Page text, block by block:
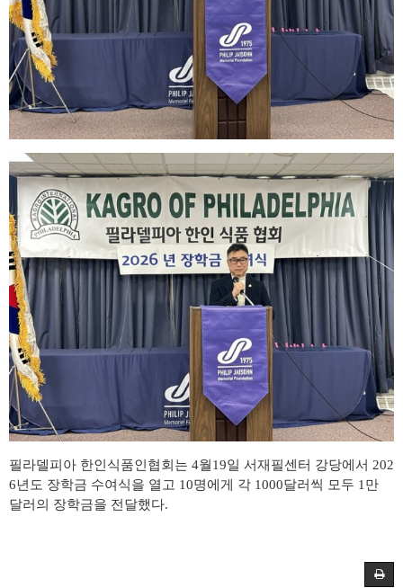
필라델피아 한인식품인협회는 4월19일 서재필센터 강당에서 202
6년도 장학금 수여식을 열고 10명에게 각 1000달러씩 모두 1 만
달러의 장학금을 전달했다.